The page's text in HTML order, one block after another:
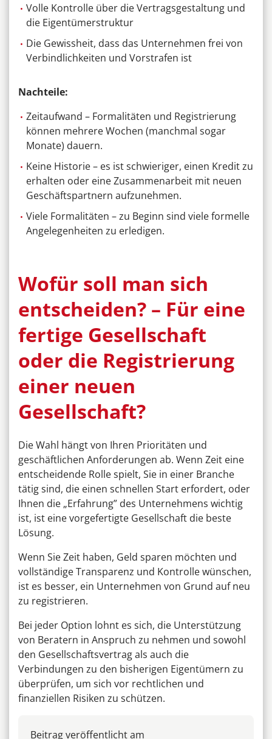
Volle Kontrolle über die Vertragsgestaltung und
die Eigentümerstruktur
Die Gewissheit, dass das Unternehmen frei von
Verbindlichkeiten und Vorstrafen ist
Nachteile:
Zeitaufwand – Formalitäten und Registrierung
können mehrere Wochen (manchmal sogar
Monate) dauern.
Keine Historie – es ist schwieriger, einen Kredit zu
erhalten oder eine Zusammenarbeit mit neuen
Geschäftspartnern aufzunehmen.
Viele Formalitäten – zu Beginn sind viele formelle
Angelegenheiten zu erledigen.
Wofür soll man sich
entscheiden? – Für eine
fertige Gesellschaft
oder die Registrierung
einer neuen
Gesellschaft?
Die Wahl hängt von Ihren Prioritäten und
geschäftlichen Anforderungen ab. Wenn Zeit eine
entscheidende Rolle spielt, Sie in einer Branche
tätig sind, die einen schnellen Start erfordert, oder
Ihnen die „Erfahrung” des Unternehmens wichtig
ist, ist eine vorgefertigte Gesellschaft die beste
Lösung.
Wenn Sie Zeit haben, Geld sparen möchten und
vollständige Transparenz und Kontrolle wünschen,
ist es besser, ein Unternehmen von Grund auf neu
zu registrieren.
Bei jeder Option lohnt es sich, die Unterstützung
von Beratern in Anspruch zu nehmen und sowohl
den Gesellschaftsvertrag als auch die
Verbindungen zu den bisherigen Eigentümern zu
überprüfen, um sich vor rechtlichen und
finanziellen Risiken zu schützen.
Beitrag veröffentlicht am